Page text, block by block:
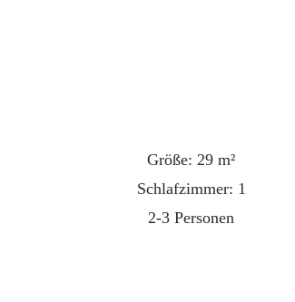
Größe: 29 m²
Schlafzimmer: 1
2-3 Personen